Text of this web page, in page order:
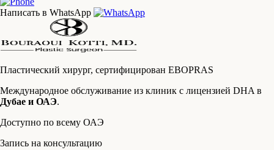
Бразильская подтяжка ягодиц (BBL)
Уменьшение малых половых губ (лабиапластика)
Липофилинг (пересадка жира)
Липосакция и Липоскульптура
Коррекция гинекомастии в Дубае
Mommy Makeover в Дубае
Написать в WhatsApp
Пластический хирург, сертифицирован EBOPRAS
Международное обслуживание из клиник с лицензией DHA в
Дубае и ОАЭ.
Доступно по всему ОАЭ
Запись на консультацию